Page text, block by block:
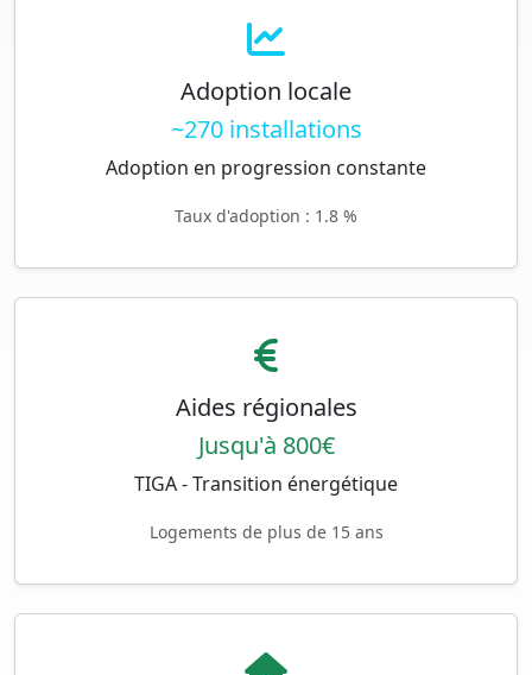
Adoption locale
~270 installations
Adoption en progression constante
Taux d'adoption : 1.8 %
Aides régionales
Jusqu'à 800€
TIGA - Transition énergétique
Logements de plus de 15 ans